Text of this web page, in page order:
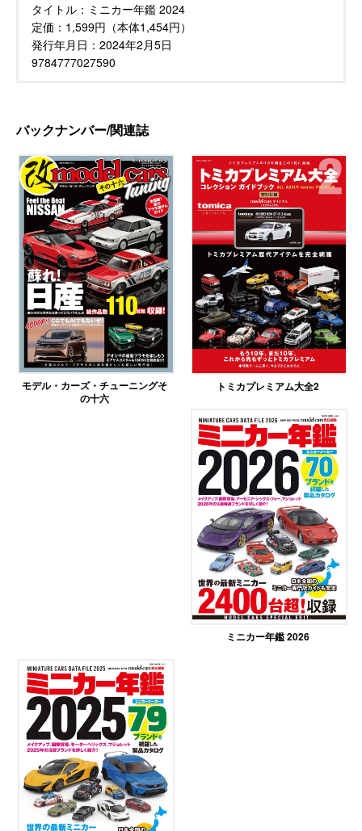
タイトル： ミニカー年鑑 2024
定価： 1,599円（本体1,454円）
発行年月日： 2024年2月5日
9784777027590
バックナンバー/関連誌
モデル・カーズ・チューニングそ
の十六
トミカプレミアム大全2
ミニカー年鑑 2026